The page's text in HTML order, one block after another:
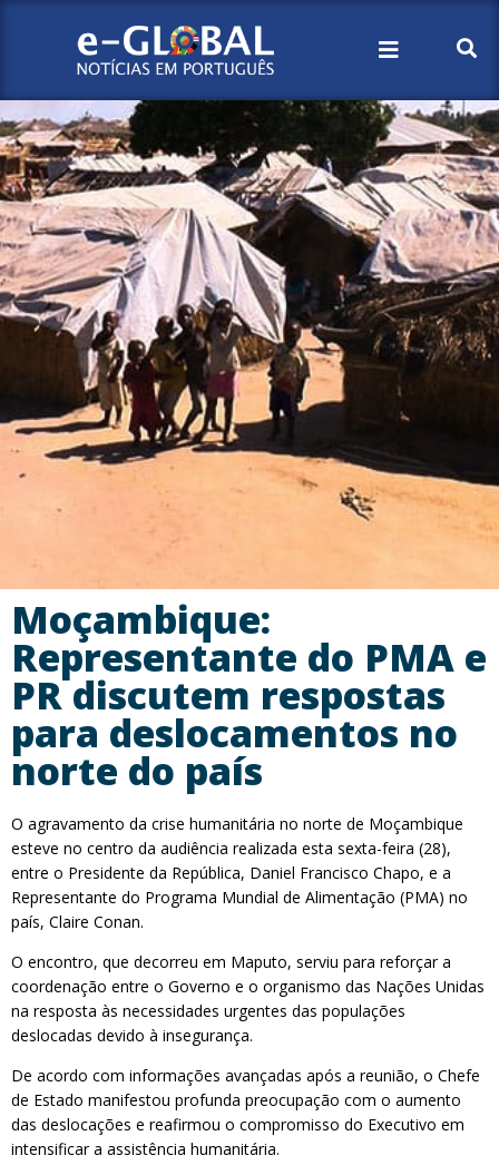
Moçambique:
Representante do PMA e
PR discutem respostas
para deslocamentos no
norte do país
O agravamento da crise humanitária no norte de Moçambique
esteve no centro da audiência realizada esta sexta-feira (28),
entre o Presidente da República, Daniel Francisco Chapo, e a
Representante do Programa Mundial de Alimentação (PMA) no
país, Claire Conan.
O encontro, que decorreu em Maputo, serviu para reforçar a
coordenação entre o Governo e o organismo das Nações Unidas
na resposta às necessidades urgentes das populações
deslocadas devido à insegurança.
De acordo com informações avançadas após a reunião, o Chefe
de Estado manifestou profunda preocupação com o aumento
das deslocações e reafirmou o compromisso do Executivo em
intensificar a assistência humanitária.